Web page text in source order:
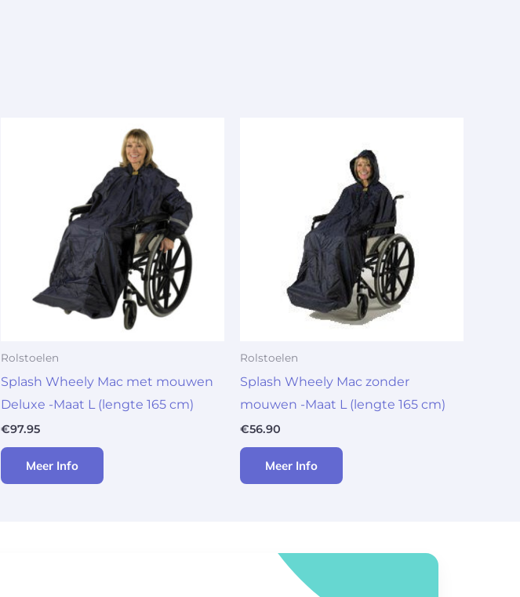
Rolstoelen
Splash Wheely Mac met mouwen
Deluxe -Maat L (lengte 165 cm)
€97.95
Meer Info
Rolstoelen
Splash Wheely Mac zonder
mouwen -Maat L (lengte 165 cm)
€56.90
Meer Info